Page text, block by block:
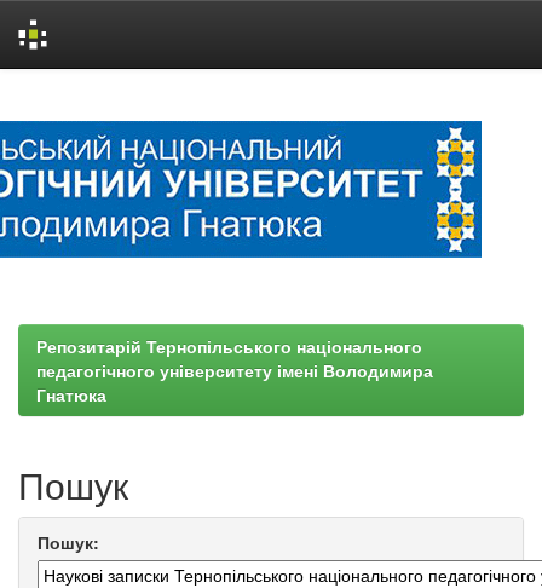
Репозитарій Тернопільського національного
педагогічного університету імені Володимира
Гнатюка
Пошук
Пошук: